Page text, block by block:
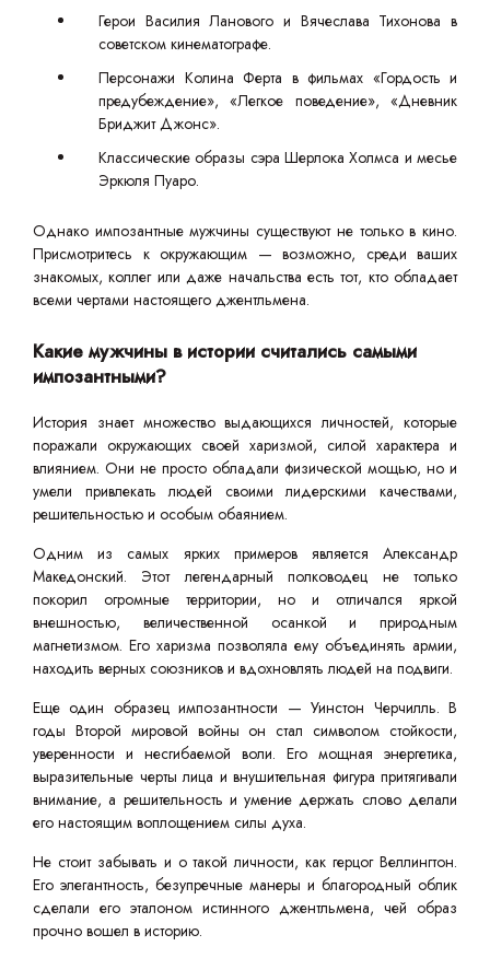
Герои Василия Ланового и Вячеслава Тихонова в
советском кинематографе.
Персонажи Колина Ферта в фильмах «Гордость и
предубеждение», «Легкое поведение», «Дневник
Бриджит Джонс».
Классические образы сэра Шерлока Холмса и месье
Эркюля Пуаро.
Однако импозантные мужчины существуют не только в кино.
Присмотритесь к окружающим — возможно, среди ваших
знакомых, коллег или даже начальства есть тот, кто обладает
всеми чертами настоящего джентльмена.
Какие мужчины в истории считались самыми
импозантными?
История знает множество выдающихся личностей, которые
поражали окружающих своей харизмой, силой характера и
влиянием. Они не просто обладали физической мощью, но и
умели привлекать людей своими лидерскими качествами,
решительностью и особым обаянием.
Одним из самых ярких примеров является Александр
Македонский. Этот легендарный полководец не только
покорил огромные территории, но и отличался яркой
внешностью, величественной осанкой и природным
магнетизмом. Его харизма позволяла ему объединять армии,
находить верных союзников и вдохновлять людей на подвиги.
Еще один образец импозантности — Уинстон Черчилль. В
годы Второй мировой войны он стал символом стойкости,
уверенности и несгибаемой воли. Его мощная энергетика,
выразительные черты лица и внушительная фигура притягивали
внимание, а решительность и умение держать слово делали
его настоящим воплощением силы духа.
Не стоит забывать и о такой личности, как герцог Веллингтон.
Его элегантность, безупречные манеры и благородный облик
сделали его эталоном истинного джентльмена, чей образ
прочно вошел в историю.